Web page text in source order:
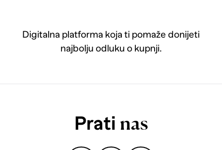
Digitalna platforma koja ti pomaže donijeti
najbolju odluku o kupnji.
Prati nas